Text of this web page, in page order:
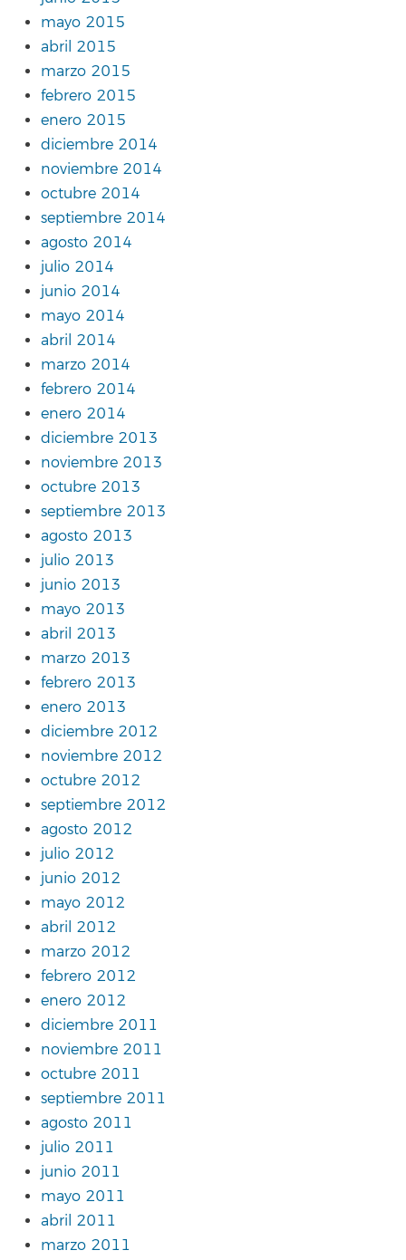
mayo 2015
abril 2015
marzo 2015
febrero 2015
enero 2015
diciembre 2014
noviembre 2014
octubre 2014
septiembre 2014
agosto 2014
julio 2014
junio 2014
mayo 2014
abril 2014
marzo 2014
febrero 2014
enero 2014
diciembre 2013
noviembre 2013
octubre 2013
septiembre 2013
agosto 2013
julio 2013
junio 2013
mayo 2013
abril 2013
marzo 2013
febrero 2013
enero 2013
diciembre 2012
noviembre 2012
octubre 2012
septiembre 2012
agosto 2012
julio 2012
junio 2012
mayo 2012
abril 2012
marzo 2012
febrero 2012
enero 2012
diciembre 2011
noviembre 2011
octubre 2011
septiembre 2011
agosto 2011
julio 2011
junio 2011
mayo 2011
abril 2011
marzo 2011